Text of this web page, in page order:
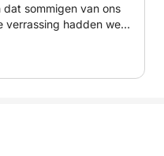
sommigen van ons
verrassing hadden we
alleen maar hoe